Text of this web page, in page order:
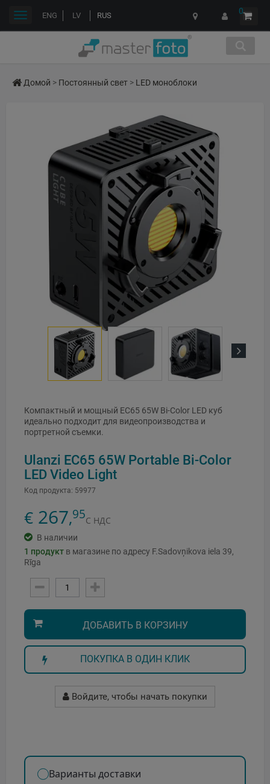
ENG LV RUS 0
Переключить
Домой > Постоянный свет > LED моноблоки
Компактный и мощный EC65 65W Bi-Color LED куб
идеально подходит для видеопроизводства и
портретной съемки.
Ulanzi EC65 65W Portable Bi-Color
LED Video Light
Код продукта: 59977
€ 267,95С НДС
В наличии
1 продукт в магазине по адресу F.Sadovņikova iela 39,
Rīga
ДОБАВИТЬ В КОРЗИНУ
ПОКУПКА В ОДИН КЛИК
Войдите, чтобы начать покупки
Варианты доставки